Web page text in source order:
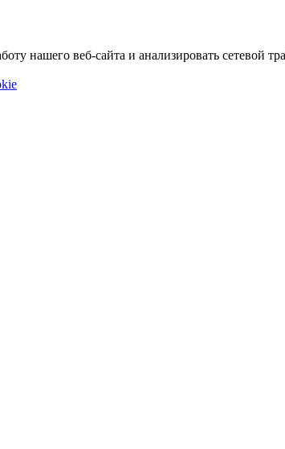
нашего веб-сайта и анализировать сетевой